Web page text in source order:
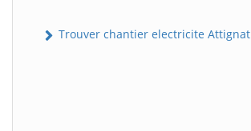
Trouver chantier electricite Attignat